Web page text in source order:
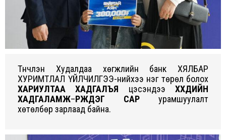
Түүнчлэн Худалдаа хөгжлийн банк ХЯЛБАР
ХУРИМТЛАЛ ҮЙЛЧИЛГЭЭ-нийхээ нэг төрөл болох
ХАРИУЛТАА ХАДГАЛЪЯ цэсэндээХҮҮХДИЙН
ХАДГАЛАМЖ–ҮРЖДЭГ САР урамшуулалт
хөтөлбөр зарлаад байна.